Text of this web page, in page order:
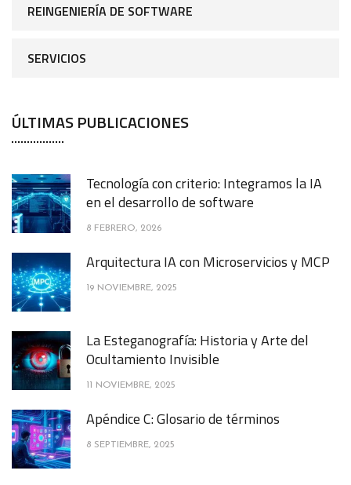
REINGENIERÍA DE SOFTWARE
SERVICIOS
ÚLTIMAS PUBLICACIONES
Tecnología con criterio: Integramos la IA
en el desarrollo de software
8 FEBRERO, 2026
Arquitectura IA con Microservicios y MCP
19 NOVIEMBRE, 2025
La Esteganografía: Historia y Arte del
Ocultamiento Invisible
11 NOVIEMBRE, 2025
Apéndice C: Glosario de términos
8 SEPTIEMBRE, 2025